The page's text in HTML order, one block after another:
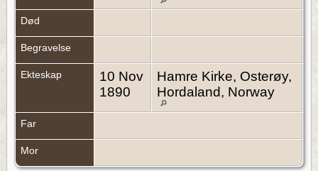
Død
Begravelse
Ekteskap
10 Nov
1890
Hamre Kirke, Osterøy,
Hordaland, Norway
Far
Mor